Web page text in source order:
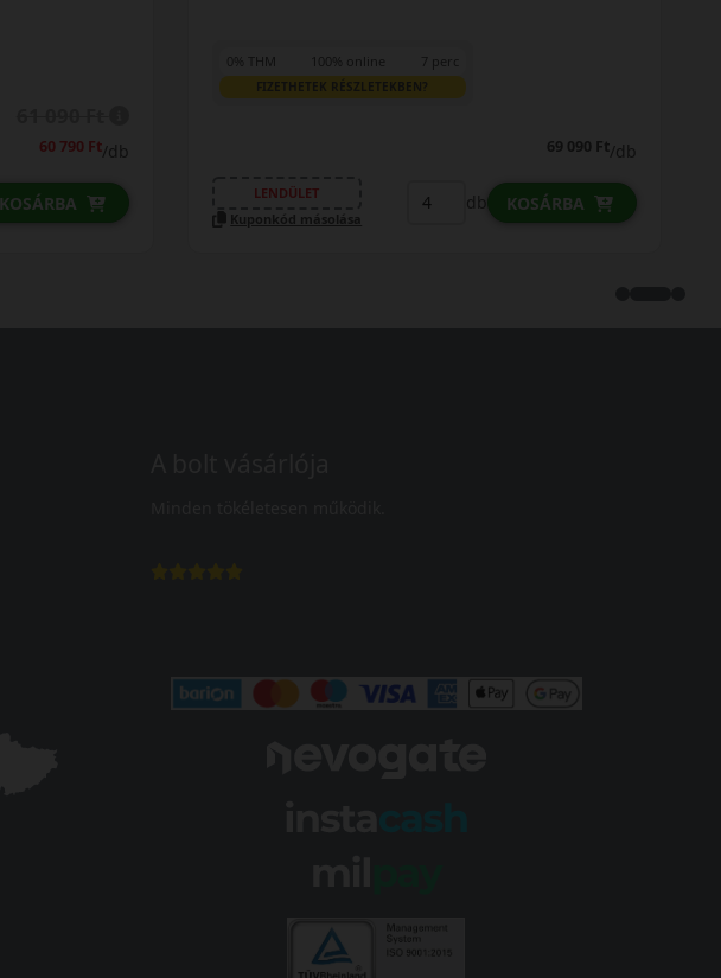
69 090 Ft/db
KOSÁRBA
0% THM 100% online 7 perc
FIZETHETEK RÉSZLETEKBEN?
73 490 Ft/db
LENDÜLET
Kuponkód másolása
db KOSÁRBA